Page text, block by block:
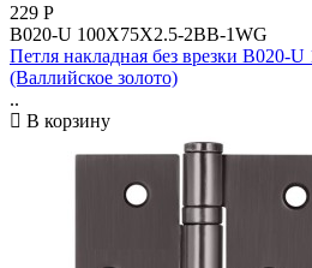
229 Р
B020-U 100X75X2.5-2BB-1WG
Петля накладная без врезки B020-
(Валлийское золото)
..
В корзину